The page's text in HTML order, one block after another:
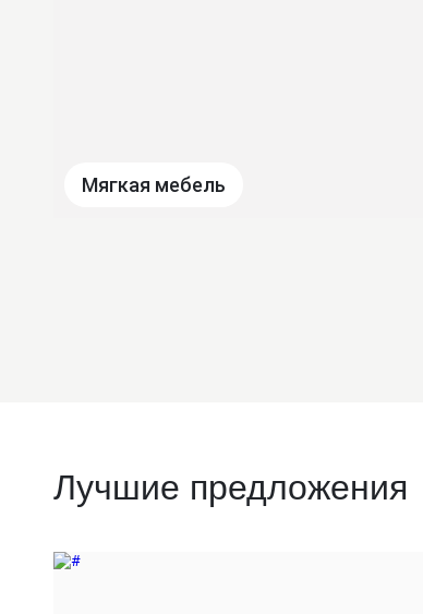
Мягкая мебель
Лучшие предложения